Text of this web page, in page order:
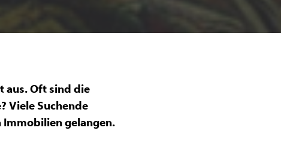
aus. Oft sind die
Viele Suchende
Immobilien gelangen.